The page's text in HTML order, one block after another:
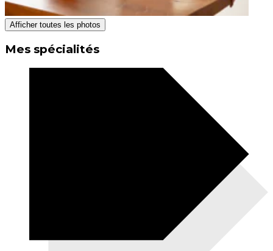
Afficher toutes les photos
Mes spécialités